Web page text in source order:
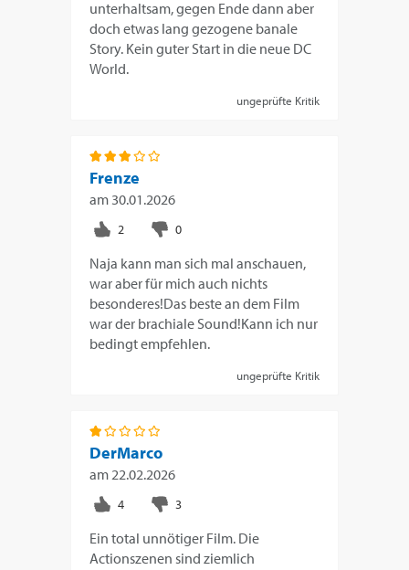
unterhaltsam, gegen Ende dann aber
doch etwas lang gezogene banale
Story. Kein guter Start in die neue DC
World.
ungeprüfte Kritik
Frenze
am 30.01.2026
Naja kann man sich mal anschauen,
war aber für mich auch nichts
besonderes!Das beste an dem Film
war der brachiale Sound!Kann ich nur
bedingt empfehlen.
ungeprüfte Kritik
DerMarco
am22.02.2026
Ein total unnötiger Film. Die
Actionszenen sind ziemlich